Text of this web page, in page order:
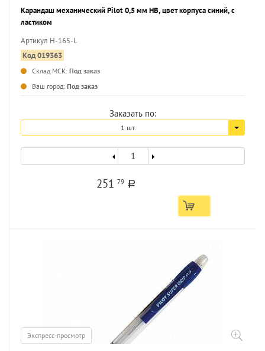
Карандаш механический Pilot 0,5 мм НВ, цвет корпуса синий, с
ластиком
Артикул H-165-L
Код 019363
Склад МСК: Под заказ
Ваш город: Под заказ
Заказать по:
1 шт.
25179 a
Экспресс-просмотр